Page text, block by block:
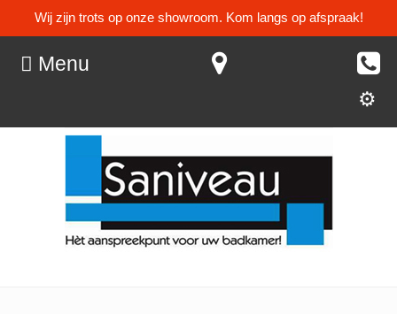
Wij zijn trots op onze showroom. Kom langs op afspraak!
Menu